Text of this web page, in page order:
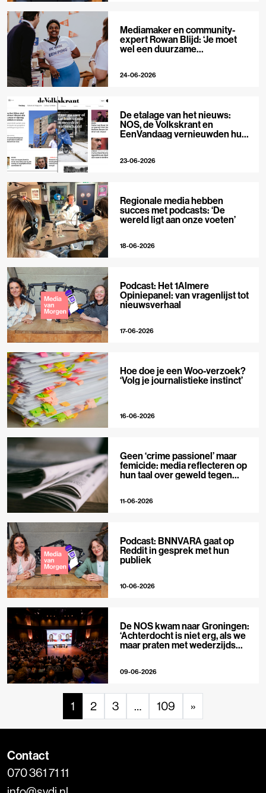
Mediamaker en community-
expert Rowan Blijd: ‘Je moet
wel een duurzame
24-06-2026
De etalage van het nieuws:
NOS, de Volkskrant en
EenVandaag vernieuwden hun
23-06-2026
Regionale media hebben
succes met podcasts: ‘De
wereld ligt aan onze voeten’
18-06-2026
Podcast: Het 1Almere
Opiniepanel: van vragenlijst tot
nieuwsverhaal
17-06-2026
Hoe doe je een Woo-verzoek?
‘Volg je journalistieke instinct’
16-06-2026
Geen ‘crime passionel’ maar
femicide: media reflecteren op
hun taal over geweld tegen
11-06-2026
Podcast: BNNVARA gaat op
Reddit in gesprek met hun
publiek
10-06-2026
De NOS kwam naar Groningen:
‘Achterdocht is niet erg, als we
maar praten met wederzijds
09-06-2026
1 2 3 … 109 »
Contact
070 361 71 11